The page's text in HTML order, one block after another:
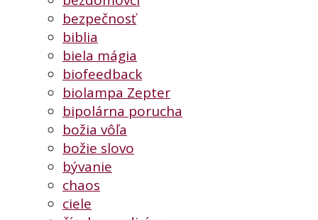
bezpečnosť
biblia
biela mágia
biofeedback
biolampa Zepter
bipolárna porucha
božia vôľa
božie slovo
bývanie
chaos
ciele